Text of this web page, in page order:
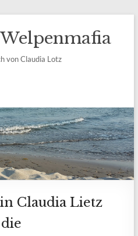
von Claudia Lotz
Claudia Lietz